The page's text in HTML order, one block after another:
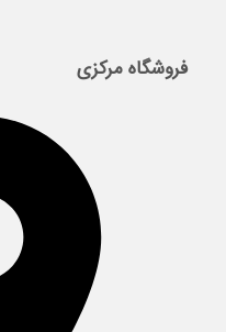
فروشگاه مرکزی